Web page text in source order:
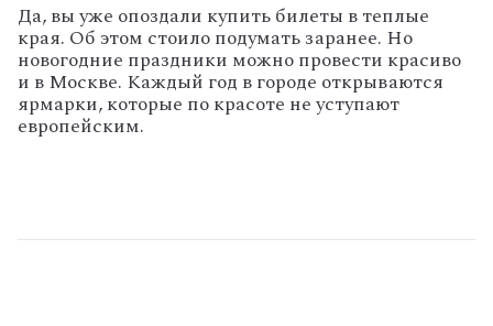
Да, вы уже опоздали купить билеты в теплые
края. Об этом стоило подумать заранее. Но
новогодние праздники можно провести красиво
и в Москве. Каждый год в городе открываются
ярмарки, которые по красоте не уступают
европейским.